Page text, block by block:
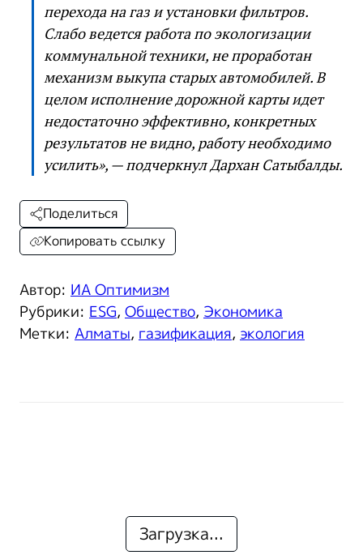
перехода на газ и установки фильтров.
Слабо ведется работа по экологизации
коммунальной техники, не проработан
механизм выкупа старых автомобилей. В
целом исполнение дорожной карты идет
недостаточно эффективно, конкретных
результатов не видно, работу необходимо
усилить», — подчеркнул Дархан Сатыбалды.
Автор: ИА Оптимизм
Рубрики: ESG, Общество, Экономика
Метки: Алматы, газификация, экология
Поделиться
Копировать ссылку
Загрузка...